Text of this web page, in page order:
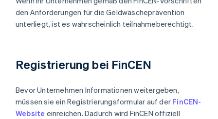
den Anforderungen für die Geldwäscheprävention
unterliegt, ist es wahrscheinlich teilnahmeberechtigt.
Registrierung bei FinCEN
Bevor Unternehmen Informationen weitergeben,
müssen sie ein Registrierungsformular auf der FinCEN-
Website einreichen. Dadurch wird FinCEN offiziell